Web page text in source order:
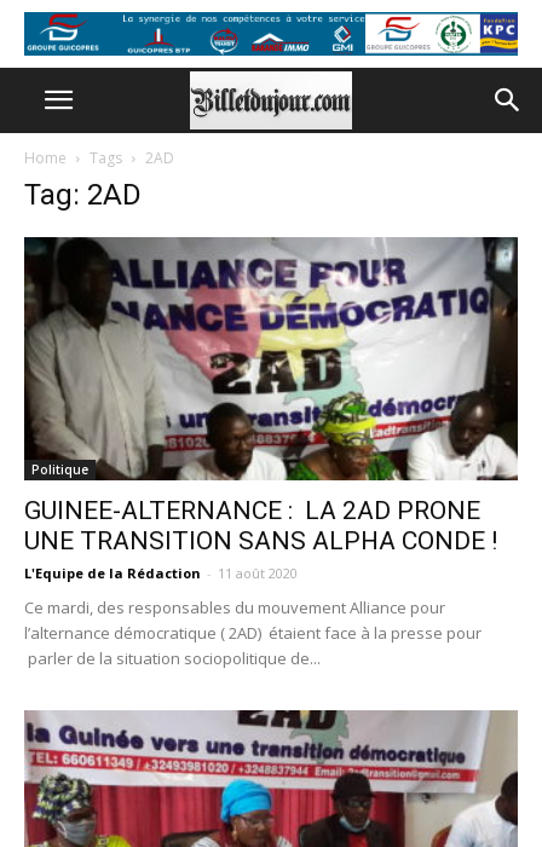
Home Tags 2AD
Tag: 2AD
Politique
GUINEE-ALTERNANCE : LA 2AD PRONE
UNE TRANSITION SANS ALPHA CONDE !
L'Equipe de la Rédaction - 11 août 2020
Ce mardi, des responsables du mouvement Alliance pour
l’alternance démocratique ( 2AD) étaient face à la presse pour
parler de la situation sociopolitique de...